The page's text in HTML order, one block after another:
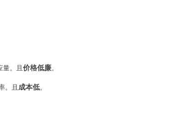
。且 价格低廉。
。且 成本低。